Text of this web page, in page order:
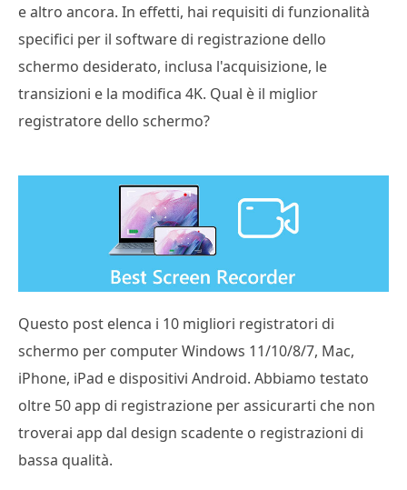
e altro ancora. In effetti, hai requisiti di funzionalità
specifici per il software di registrazione dello
schermo desiderato, inclusa l'acquisizione, le
transizioni e la modifica 4K. Qual è il miglior
registratore dello schermo?
Questo post elenca i 10 migliori registratori di
schermo per computer Windows 11/10/8/7, Mac,
iPhone, iPad e dispositivi Android. Abbiamo testato
oltre 50 app di registrazione per assicurarti che non
troverai app dal design scadente o registrazioni di
bassa qualità.